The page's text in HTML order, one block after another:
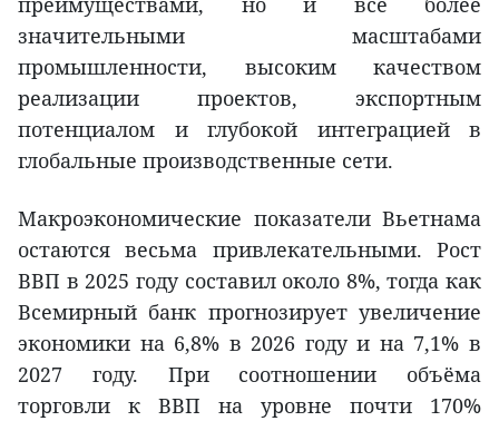
значительными масштабами
промышленности, высоким качеством
реализации проектов, экспортным
потенциалом и глубокой интеграцией в
глобальные производственные сети.
Макроэкономические показатели Вьетнама
остаются весьма привлекательными. Рост
ВВП в 2025 году составил около 8%, тогда как
Всемирный банк прогнозирует увеличение
экономики на 6,8% в 2026 году и на 7,1% в
2027 году. При соотношении объёма
торговли к ВВП на уровне почти 170%